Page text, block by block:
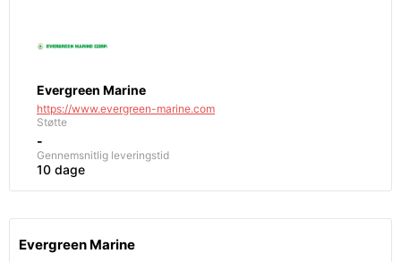
Evergreen Marine
https://www.evergreen-marine.com
Støtte
-
Gennemsnitlig leveringstid
10 dage
Evergreen Marine